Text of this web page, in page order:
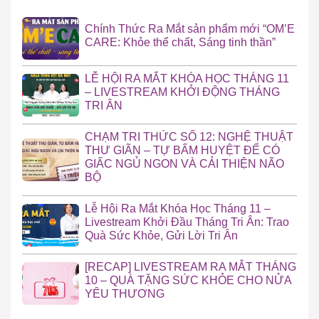
Chính Thức Ra Mắt sản phẩm mới “OM’E
CARE: Khỏe thể chất, Sáng tinh thần”
LỄ HỘI RA MẮT KHÓA HỌC THÁNG 11
– LIVESTREAM KHỞI ĐỘNG THÁNG
TRI ÂN
CHẠM TRI THỨC SỐ 12: NGHỆ THUẬT
THƯ GIÃN – TỰ BẤM HUYỆT ĐỂ CÓ
GIẤC NGỦ NGON VÀ CẢI THIỆN NÃO
BỘ
Lễ Hội Ra Mắt Khóa Học Tháng 11 –
Livestream Khởi Đầu Tháng Tri Ân: Trao
Quà Sức Khỏe, Gửi Lời Tri Ân
[RECAP] LIVESTREAM RA MẮT THÁNG
10 – QUÀ TẶNG SỨC KHỎE CHO NỬA
YÊU THƯƠNG